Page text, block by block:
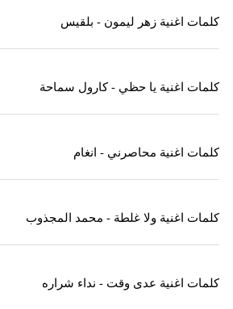
كلمات اغنية زهر ليمون - بلقيس
كلمات اغنية يا حظي - كارول سماحة
كلمات اغنية محاصرني - انغام
كلمات اغنية ولا غلطة - محمد المجذوب
كلمات اغنية عدى وقت - نداء شراره